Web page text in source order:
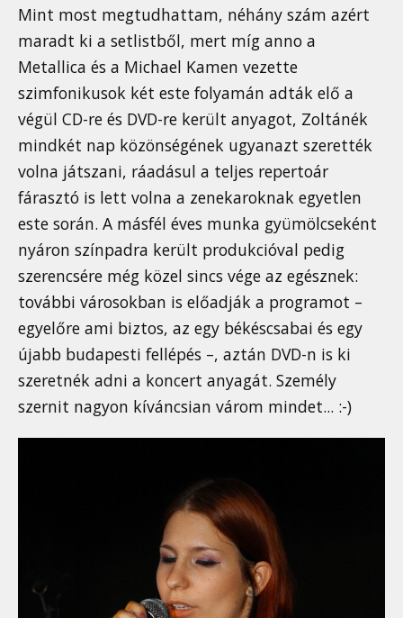
Mint most megtudhattam, néhány szám azért
maradt ki a setlistből, mert míg anno a
Metallica és a Michael Kamen vezette
szimfonikusok két este folyamán adták elő a
végül CD-re és DVD-re került anyagot, Zoltánék
mindkét nap közönségének ugyanazt szerették
volna játszani, ráadásul a teljes repertoár
fárasztó is lett volna a zenekaroknak egyetlen
este során. A másfél éves munka gyümölcseként
nyáron színpadra került produkcióval pedig
szerencsére még közel sincs vége az egésznek:
további városokban is előadják a programot –
egyelőre ami biztos, az egy békéscsabai és egy
újabb budapesti fellépés –, aztán DVD-n is ki
szeretnék adni a koncert anyagát. Személy
szernit nagyon kíváncsian várom mindet... :-)